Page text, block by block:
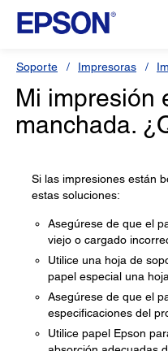
Soporte Impresoras
Mi impresión
manchada.
Si las impresiones están
estas soluciones:
Asegúrese de que el
viejo o cargado
Utilice una hoja de
papel especial una
Asegúrese de que el
especificaciones del
Utilice papel Epson